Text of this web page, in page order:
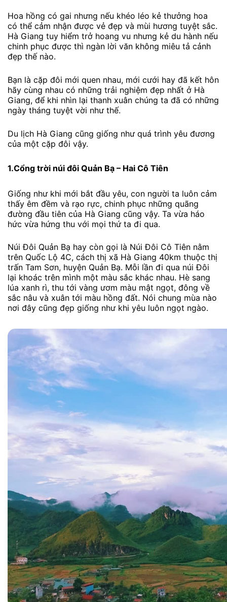
Hoa hồng có gai nhưng nếu khéo léo kẻ thưởng hoa
có thể cảm nhận được vẻ đẹp và mùi hương tuyệt sắc.
Hà Giang tuy hiểm trở hoang vu nhưng kẻ du hành nếu
chinh phục được thì ngàn lời văn không miêu tả cảnh
đẹp thế nào.
Bạn là cặp đôi mới quen nhau, mới cưới hay đã kết hôn
hãy cùng nhau có những trải nghiệm đẹp nhất ở Hà
Giang, để khi nhìn lại thanh xuân chúng ta đã có những
ngày tháng tuyệt vời như thế.
Du lịch Hà Giang cũng giống như quá trình yêu đương
của một cặp đôi vậy.
1.Cổng trời núi đôi Quản Bạ – Hai Cô Tiên
Giống như khi mới bắt đầu yêu, con người ta luôn cảm
thấy êm đềm và rạo rực, chinh phục những quãng
đường đầu tiên của Hà Giang cũng vậy. Ta vừa háo
hức vừa hứng thu với mọi thứ ta đi qua.
Núi Đôi Quản Bạ hay còn gọi là Núi Đôi Cô Tiên nằm
trên Quốc Lộ 4C, cách thị xã Hà Giang 40km thuộc thị
trấn Tam Sơn, huyện Quản Bạ. Mỗi lần đi qua núi Đôi
lại khoác trên mình một màu sắc khác nhau. Hè sang
lúa xanh rì, thu tới vàng ươm màu mật ngọt, đông về
sắc nâu và xuân tới màu hồng đất. Nói chung mùa nào
nơi đây cũng đẹp giống như khi yêu luôn ngọt ngào.